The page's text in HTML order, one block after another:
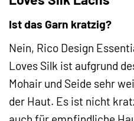
Ist das Garn kratzig?
Nein, Rico Design
Loves Silk ist aufgrund
Mohair und Seide sehr
der Haut. Es ist nicht